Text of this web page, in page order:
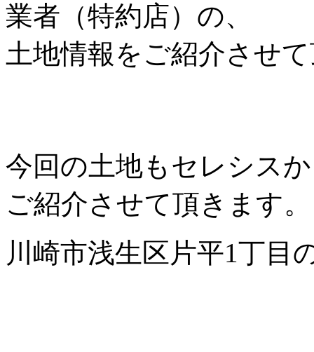
業者（特約店）の、
土地情報をご紹介させ
今回の土地もセレシス
ご紹介させて頂きます。
川崎市浅生区片平1丁目